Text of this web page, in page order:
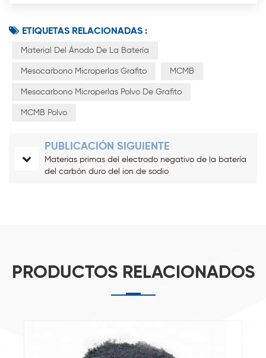
ETIQUETAS RELACIONADAS :
Material Del Ánodo De La Batería
Mesocarbono Microperlas Grafito MCMB
Mesocarbono Microperlas Polvo De Grafito
MCMB Polvo
PUBLICACIÓN SIGUIENTE
Materias primas del electrodo negativo de la batería
del carbón duro del ion de sodio
PRODUCTOS RELACIONADOS